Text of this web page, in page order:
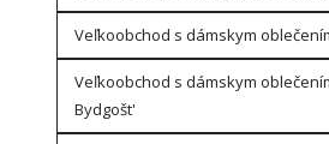
Veľkoobchod s dámskym
Veľkoobchod s dámskym
Bydgošt'